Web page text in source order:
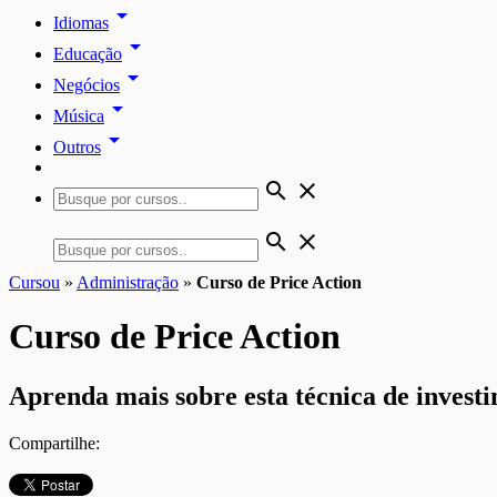
Idiomas arrow_drop_down
Educação arrow_drop_down
Negócios arrow_drop_down
Música arrow_drop_down
Outros arrow_drop_down
search close
search close
Cursou » Administração » Curso de Price Action
Curso de Price Action
Aprenda mais sobre esta técnica de
Compartilhe: